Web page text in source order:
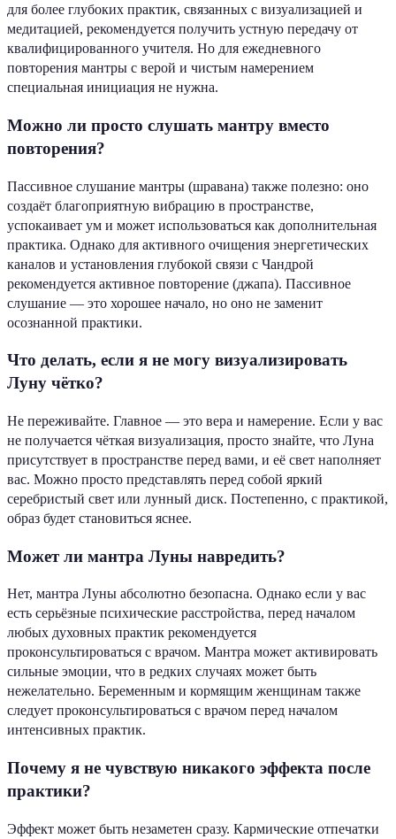
для более глубоких практик, связанных с визуализацией и
медитацией, рекомендуется получить устную передачу от
квалифицированного учителя. Но для ежедневного
повторения мантры с верой и чистым намерением
специальная инициация не нужна.
Можно ли просто слушать мантру вместо
повторения?
Пассивное слушание мантры (шравана) также полезно: оно
создаёт благоприятную вибрацию в пространстве,
успокаивает ум и может использоваться как дополнительная
практика. Однако для активного очищения энергетических
каналов и установления глубокой связи с Чандрой
рекомендуется активное повторение (джапа). Пассивное
слушание — это хорошее начало, но оно не заменит
осознанной практики.
Что делать, если я не могу визуализировать
Луну чётко?
Не переживайте. Главное — это вера и намерение. Если у вас
не получается чёткая визуализация, просто знайте, что Луна
присутствует в пространстве перед вами, и её свет наполняет
вас. Можно просто представлять перед собой яркий
серебристый свет или лунный диск. Постепенно, с практикой,
образ будет становиться яснее.
Может ли мантра Луны навредить?
Нет, мантра Луны абсолютно безопасна. Однако если у вас
есть серьёзные психические расстройства, перед началом
любых духовных практик рекомендуется
проконсультироваться с врачом. Мантра может активировать
сильные эмоции, что в редких случаях может быть
нежелательно. Беременным и кормящим женщинам также
следует проконсультироваться с врачом перед началом
интенсивных практик.
Почему я не чувствую никакого эффекта после
практики?
Эффект может быть незаметен сразу. Кармические отпечатки